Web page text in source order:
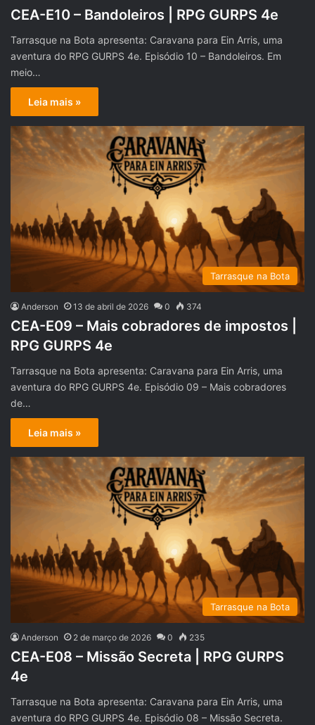
CEA-E10 – Bandoleiros | RPG GURPS 4e
Tarrasque na Bota apresenta: Caravana para Ein Arris, uma
aventura do RPG GURPS 4e. Episódio 10 – Bandoleiros. Em
meio…
Leia mais »
Tarrasque na Bota
Anderson 13 de abril de 2026 0 374
CEA-E09 – Mais cobradores de impostos |
RPG GURPS 4e
Tarrasque na Bota apresenta: Caravana para Ein Arris, uma
aventura do RPG GURPS 4e. Episódio 09 – Mais cobradores
de…
Leia mais »
Tarrasque na Bota
Anderson 2 de março de 2026 0 235
CEA-E08 – Missão Secreta | RPG GURPS
4e
Tarrasque na Bota apresenta: Caravana para Ein Arris, uma
aventura do RPG GURPS 4e. Episódio 08 – Missão Secreta.